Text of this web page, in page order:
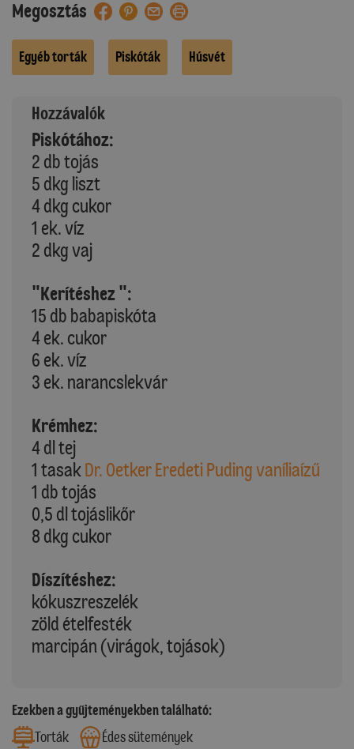
Megosztás
Egyéb torták Piskóták Húsvét
Hozzávalók
Piskótához:
2 db tojás
5 dkg liszt
4 dkg cukor
1 ek. víz
2 dkg vaj
"Kerítéshez ":
15 db babapiskóta
4 ek. cukor
6 ek. víz
3 ek. narancslekvár
Krémhez:
4 dl tej
1 tasak Dr. Oetker Eredeti Puding vaníliaízű
1 db tojás
0,5 dl tojáslikőr
8 dkg cukor
Díszítéshez:
kókuszreszelék
zöld ételfesték
marcipán (virágok, tojások)
Ezekben a gyűjteményekben található:
Torták
Édes sütemények